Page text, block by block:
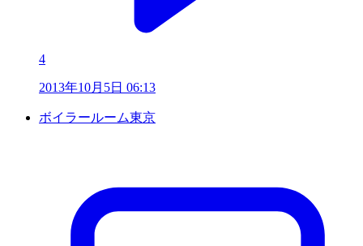
4
2013年10月5日 06:13
ボイラールーム東京